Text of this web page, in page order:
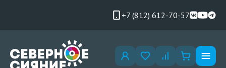
+7 (812) 612-70-57